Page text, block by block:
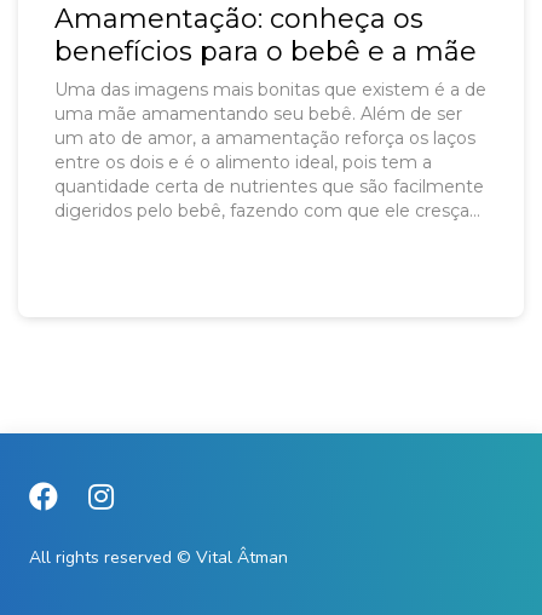
Amamentação: conheça os
benefícios para o bebê e a mãe
Uma das imagens mais bonitas que existem é a de
uma mãe amamentando seu bebê. Além de ser
um ato de amor, a amamentação reforça os laços
entre os dois e é o alimento ideal, pois tem a
quantidade certa de nutrientes que são facilmente
digeridos pelo bebê, fazendo com que ele cresça
All rights reserved © Vital Âtman